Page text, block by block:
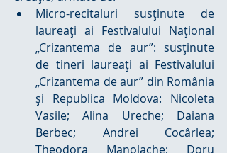
Micro-recitaluri susţinute de
laureaţi ai Festivalului Național
„Crizantema de aur”: susținute
de tineri laureați ai Festivalului
„Crizantema de aur” din România
și Republica Moldova: Nicoleta
Vasile; Alina Ureche; Daiana
Berbec; Andrei Cocârlea;
Theodora Manolache; Doru